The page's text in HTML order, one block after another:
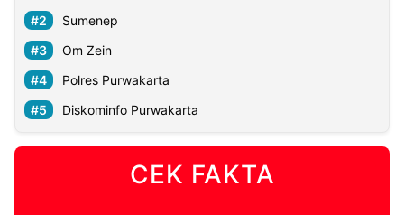
Sumenep
Om Zein
Polres Purwakarta
Diskominfo Purwakarta
CEK FAKTA